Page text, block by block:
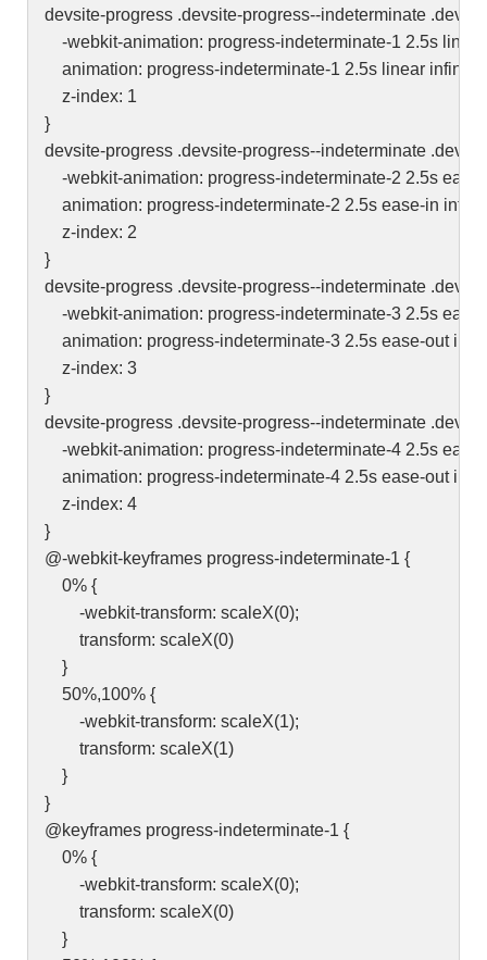
devsite-progress .devsite-progress--indeterminate
-webkit-animation: progress-indeterminate-1 2.5s
animation: progress-indeterminate-1 2.5s linear infinite;
z-index: 1
}
devsite-progress .devsite-progress--indeterminate
-webkit-animation: progress-indeterminate-2 2.5s
animation: progress-indeterminate-2 2.5s ease-in
z-index: 2
}
devsite-progress .devsite-progress--indeterminate
-webkit-animation: progress-indeterminate-3 2.5s
animation: progress-indeterminate-3 2.5s ease-out
z-index: 3
}
devsite-progress .devsite-progress--indeterminate
-webkit-animation: progress-indeterminate-4 2.5s
animation: progress-indeterminate-4 2.5s ease-out
z-index: 4
}
@-webkit-keyframes progress-indeterminate-1 {
0% {
-webkit-transform: scaleX(0);
transform: scaleX(0)
}
50%,100% {
-webkit-transform: scaleX(1);
transform: scaleX(1)
}
}
@keyframes progress-indeterminate-1 {
0% {
-webkit-transform: scaleX(0);
transform: scaleX(0)
}